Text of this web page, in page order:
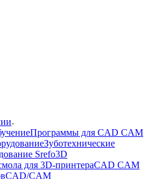
Программы для CAD CAM
Зуботехнические
Srefo3D
для 3D-принтераCAD CAM
CAD/CAM